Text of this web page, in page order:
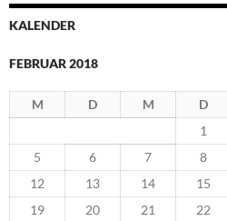
KALENDER
FEBRUAR 2018
M D M D
1
5
6 7 8
12
13 14 15
19
20 21 22